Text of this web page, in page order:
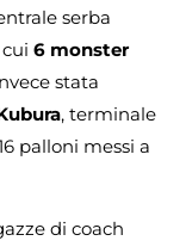
serba
6 monster
stata
, terminale
palloni messi a
di coach